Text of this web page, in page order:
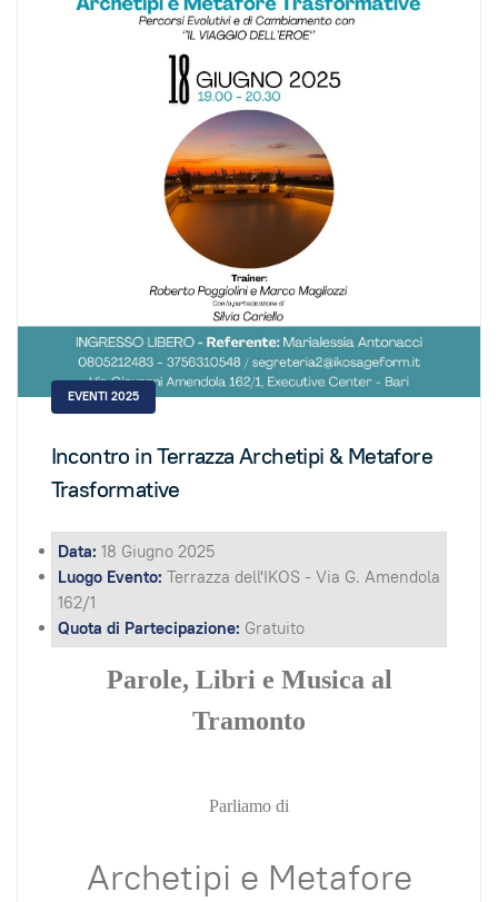
EVENTI 2025
Incontro in Terrazza Archetipi & Metafore
Trasformative
Data: 18 Giugno 2025
Luogo Evento: Terrazza dell'IKOS - Via G. Amendola
162/1
Quota di Partecipazione: Gratuito
Parole, Libri e Musica al
Tramonto
Parliamo di
Archetipi e Metafore